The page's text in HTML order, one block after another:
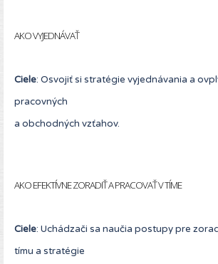
AKO VYJEDNÁVAŤ
Ciele: Osvojiť si stratégie vyjednávania a
pracovných
a obchodných vzťahov.
AKO EFEKTÍVNE ZORADIŤ A PRACOVAŤ V TÍME
Ciele: Uchádzači sa naučia postupy pre
tímu a stratégie